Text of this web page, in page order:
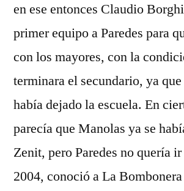
en ese entonces Claudio
primer equipo a Paredes para
con los mayores, con la
terminara el secundario, ya
había dejado la escuela. En
parecía que Manolas ya se
Zenit, pero Paredes no quería
2004, conoció a La